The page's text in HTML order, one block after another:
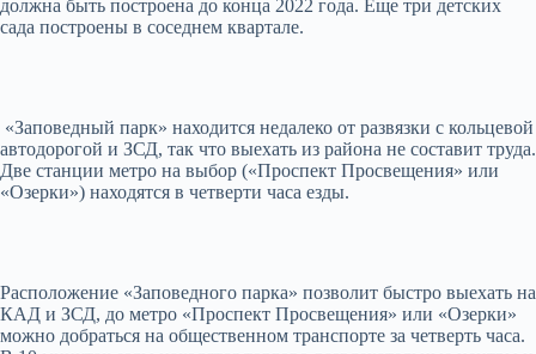
должна быть построена до конца 2022 года. Еще три детских
сада построены в соседнем квартале.
«Заповедный парк» находится недалеко от развязки с кольцевой
автодорогой и ЗСД, так что выехать из района не составит труда.
Две станции метро на выбор («Проспект Просвещения» или
«Озерки») находятся в четверти часа езды.
Расположение «Заповедного парка» позволит быстро выехать на
КАД и ЗСД, до метро «Проспект Просвещения» или «Озерки»
можно добраться на общественном транспорте за четверть часа.